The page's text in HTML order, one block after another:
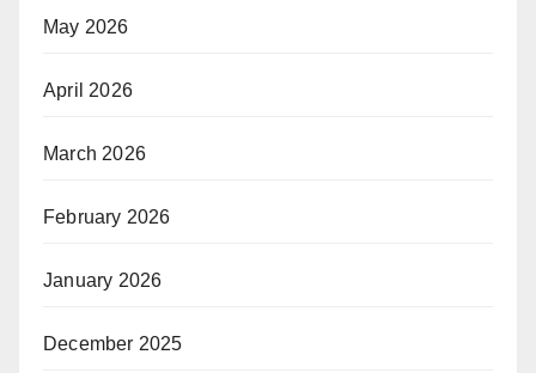
May 2026
April 2026
March 2026
February 2026
January 2026
December 2025